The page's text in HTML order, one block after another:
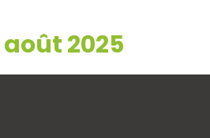
août 2025